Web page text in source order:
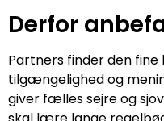
Derfor
Partners finder den
tilgængelighed og
giver fælles sejre og